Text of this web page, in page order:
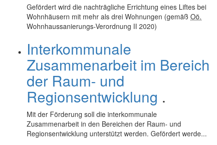
Gefördert wird die nachträgliche Errichtung eines Liftes bei
Wohnhäusern mit mehr als drei Wohnungen (gemäß Oö.
Wohnhaussanierungs-Verordnung II 2020)
Interkommunale
Zusammenarbeit im Bereich
der Raum- und
Regionsentwicklung .
Mit der Förderung soll die interkommunale
Zusammenarbeit in den Bereichen der Raum- und
Regionsentwicklung unterstützt werden. Gefördert werde...